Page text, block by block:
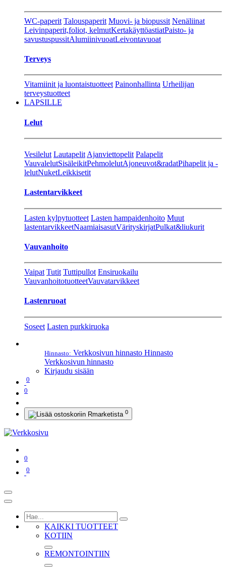
WC-paperit Talouspaperit Muovi- ja biopussit Nenäliinat
Leivinpaperit,foliot, kelmutKertakäyttöastiatPaisto- ja
savustuspussitAlumiinivuoatLeivontavuoat
Terveys
Vitamiinit ja luontaistuotteet Painonhallinta Urheilijan
terveystuotteet
LAPSILLE
Lelut
Vesilelut Lautapelit Ajanviettopelit Palapelit
VauvalelutSisäleikitPehmolelutAjoneuvot&radatPihapelit ja -
lelutNuketLeikkisetit
Lastentarvikkeet
Lasten kylpytuotteet Lasten hampaidenhoito Muut
lastentarvikkeetNaamiaisasutVärityskirjatPulkat&liukurit
Vauvanhoito
Vaipat Tutit Tuttipullot Ensiruokailu
VauvanhoitotuotteetVauvatarvikkeet
Lastenruoat
Soseet Lasten purkkiruoka
Hinnasto: Verkkosivun hinnasto Hinnasto
Verkkosivun hinnasto
Kirjaudu sisään
0
0
0
0
0
KAIKKI TUOTTEET
KOTIIN
REMONTOINTIIN